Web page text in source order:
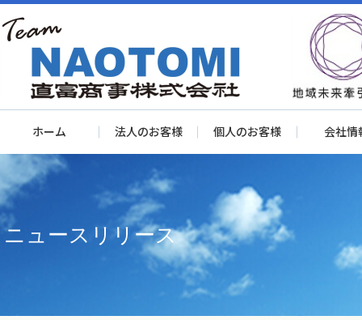
ホーム 法人のお客様 個人のお客様 会社情
ニュースリリース